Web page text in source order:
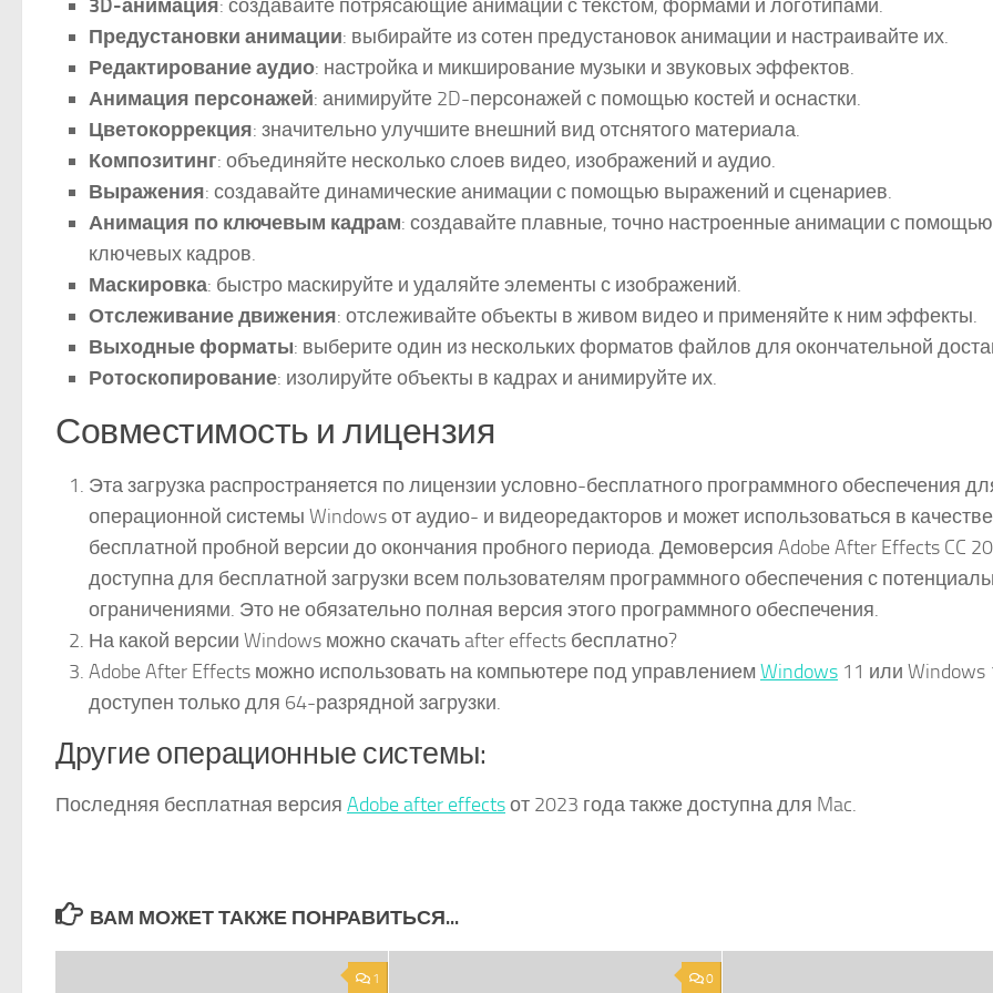
3D-анимация: создавайте потрясающие анимации с текстом, формами и логотипами.
Предустановки анимации: выбирайте из сотен предустановок анимации и настраивайте их.
Редактирование аудио: настройка и микширование музыки и звуковых эффектов.
Анимация персонажей: анимируйте 2D-персонажей с помощью костей и оснастки.
Цветокоррекция: значительно улучшите внешний вид отснятого материала.
Композитинг: объединяйте несколько слоев видео, изображений и аудио.
Выражения: создавайте динамические анимации с помощью выражений и сценариев.
Анимация по ключевым кадрам: создавайте плавные, точно настроенные анимации с помощью
ключевых кадров.
Маскировка: быстро маскируйте и удаляйте элементы с изображений.
Отслеживание движения: отслеживайте объекты в живом видео и применяйте к ним эффекты.
Выходные форматы: выберите один из нескольких форматов файлов для окончательной
Ротоскопирование: изолируйте объекты в кадрах и анимируйте их.
Совместимость и лицензия
Эта загрузка распространяется по лицензии условно-бесплатного программного обеспечения
операционной системы Windows от аудио- и видеоредакторов и может использоваться в качестве
бесплатной пробной версии до окончания пробного периода. Демоверсия Adobe After Effects CC
доступна для бесплатной загрузки всем пользователям программного обеспечения с
ограничениями. Это не обязательно полная версия этого программного обеспечения.
На какой версии Windows можно скачать after effects бесплатно?
Adobe After Effects можно использовать на компьютере под управлением Windows 11 или Windows
доступен только для 64-разрядной загрузки.
Другие операционные системы:
Последняя бесплатная версия Adobe after effectsот 2023 года также доступна для Mac.
ВАМ МОЖЕТ ТАКЖЕ ПОНРАВИТЬСЯ...
1 0